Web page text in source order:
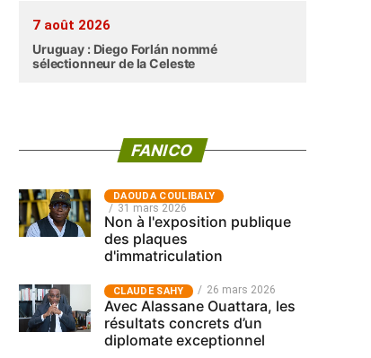
7 août 2026
Uruguay : Diego Forlán nommé
sélectionneur de la Celeste
FANICO
‎DAOUDA COULIBALY
31 mars 2026
Non à l'exposition publique
des plaques
d'immatriculation
CLAUDE SAHY 26 mars 2026
Avec Alassane Ouattara, les
résultats concrets d’un
diplomate exceptionnel